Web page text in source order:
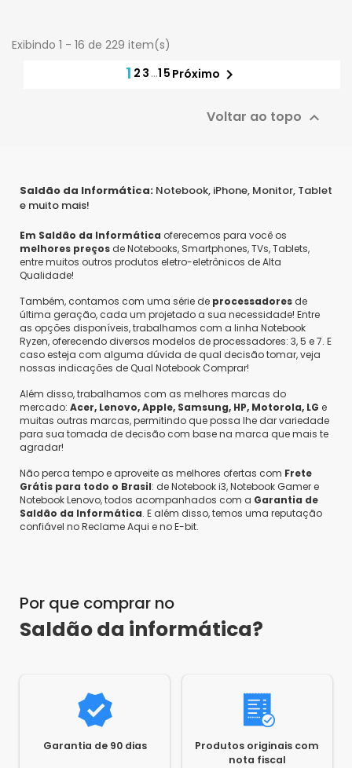
Exibindo 1 - 16 de 229 item(s)
1 2 3 …15 Próximo 
Voltar ao topo 
Saldão da Informática: Notebook, iPhone, Monitor, Tablet
e muito mais!
Em Saldão da Informática oferecemos para você os
melhores preços de Notebooks, Smartphones, TVs, Tablets,
entre muitos outros produtos eletro-eletrônicos de Alta
Qualidade!
Também, contamos com uma série de processadores de
última geração, cada um projetado a sua necessidade! Entre
as opções disponíveis, trabalhamos com a linha Notebook
Ryzen, oferecendo diversos modelos de processadores: 3, 5 e 7. E
caso esteja com alguma dúvida de qual decisão tomar, veja
nossas indicações de Qual Notebook Comprar!
Além disso, trabalhamos com as melhores marcas do
mercado: Acer, Lenovo, Apple, Samsung, HP, Motorola, LG e
muitas outras marcas, permitindo que possa lhe dar variedade
para sua tomada de decisão com base na marca que mais te
agradar!
Não perca tempo e aproveite as melhores ofertas com Frete
Grátis para todo o Brasil: de Notebook i3, Notebook Gamer e
Notebook Lenovo, todos acompanhados com a Garantia de
Saldão da Informática. E além disso, temos uma reputação
confiável no Reclame Aqui e no E-bit.
Por que comprar no
Saldão da informática?
Garantia de 90 dias
Produtos originais com
nota fiscal